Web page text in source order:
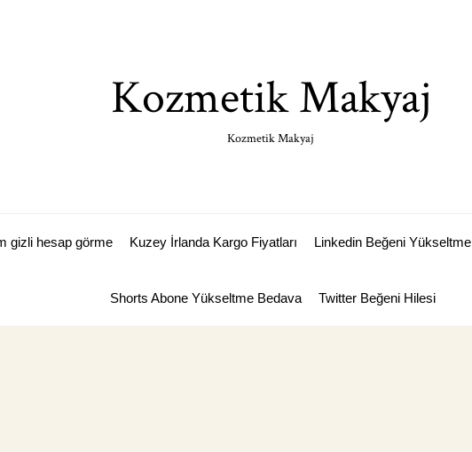
Kozmetik Makyaj
Kozmetik Makyaj
gizli hesap görme Kuzey İrlanda Kargo Fiyatları Linkedin Beğeni Yükseltme
Shorts Abone Yükseltme Bedava Twitter Beğeni Hilesi